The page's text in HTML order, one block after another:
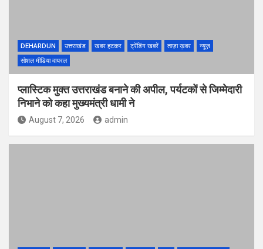
DEHARDUN उत्तराखंड खबर हटकर ट्रेंडिंग खबरें ताज़ा ख़बर
न्यूज़
सोशल मीडिया वायरल
प्लास्टिक मुक्त उत्तराखंड बनाने की अपील, पर्यटकों से जिम्मेदारी
निभाने को कहा मुख्यमंत्री धामी ने
August 7, 2026 admin